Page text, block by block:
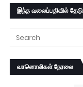
இந்த வலைப்பதிவில் தேடு
வானொலிகள் நேரலை